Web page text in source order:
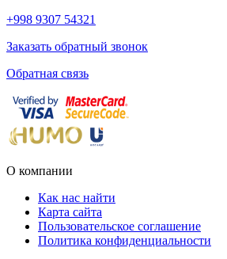
+998 9307 54321
Заказать обратный звонок
Обратная связь
О компании
Как нас найти
Карта сайта
Пользовательское соглашение
Политика конфиденциальности